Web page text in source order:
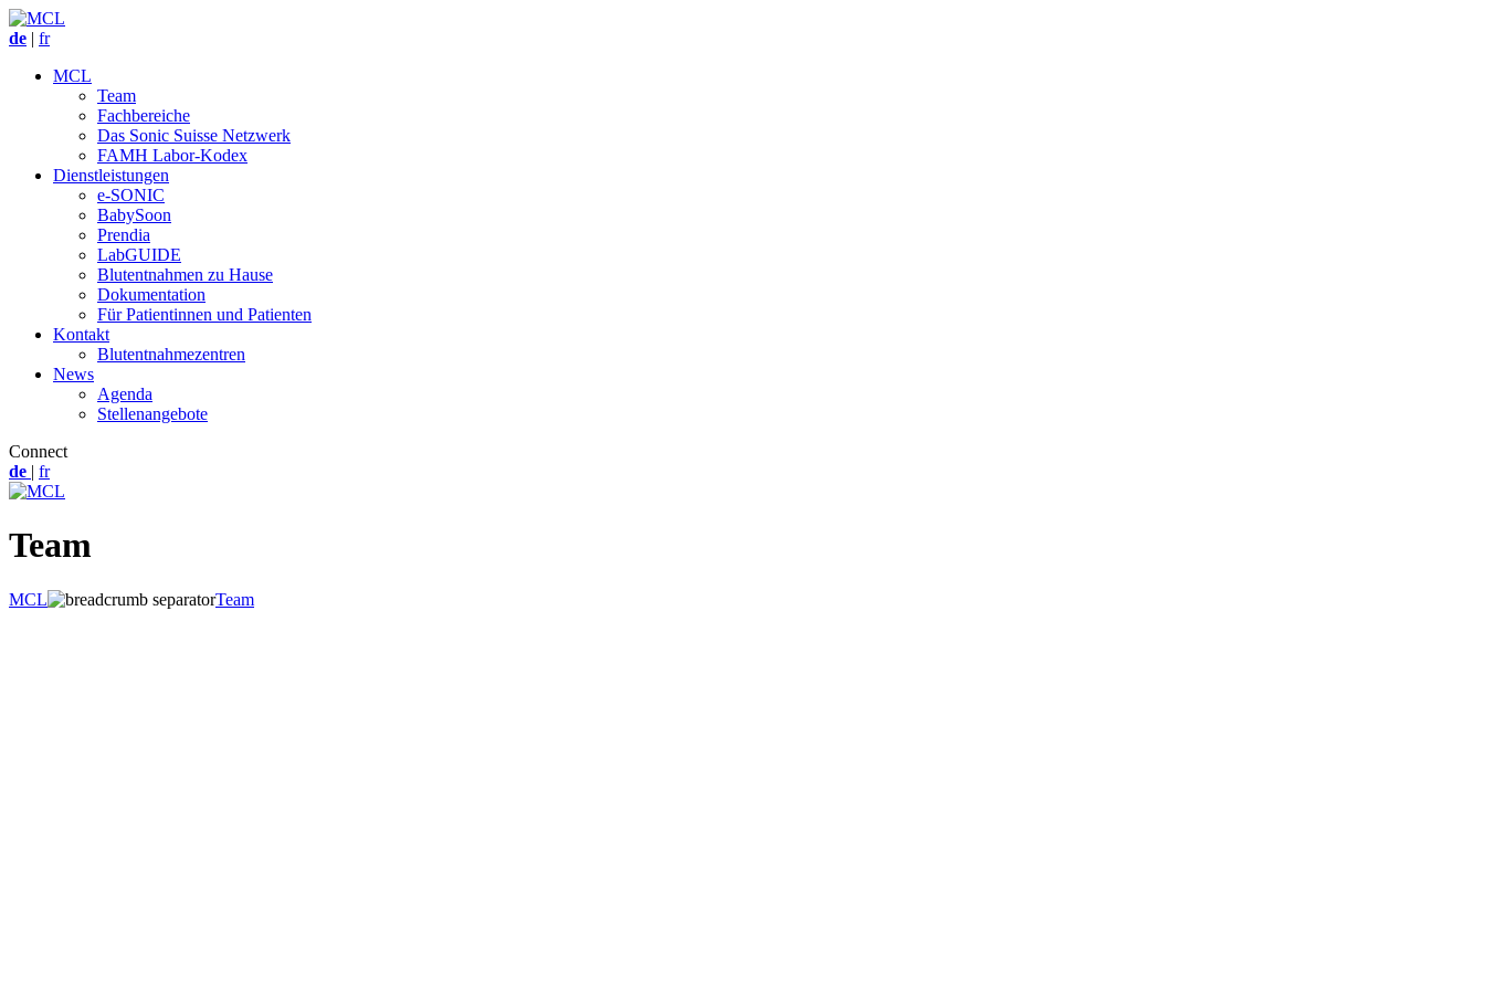
de | fr
MCL
Team
Fachbereiche
Das Sonic Suisse Netzwerk
FAMH Labor-Kodex
Dienstleistungen
e-SONIC
BabySoon
Prendia
LabGUIDE
Blutentnahmen zu Hause
Dokumentation
Für Patientinnen und Patienten
Kontakt
Blutentnahmezentren
News
Agenda
Stellenangebote
Connect
de | fr
Team
MCL Team